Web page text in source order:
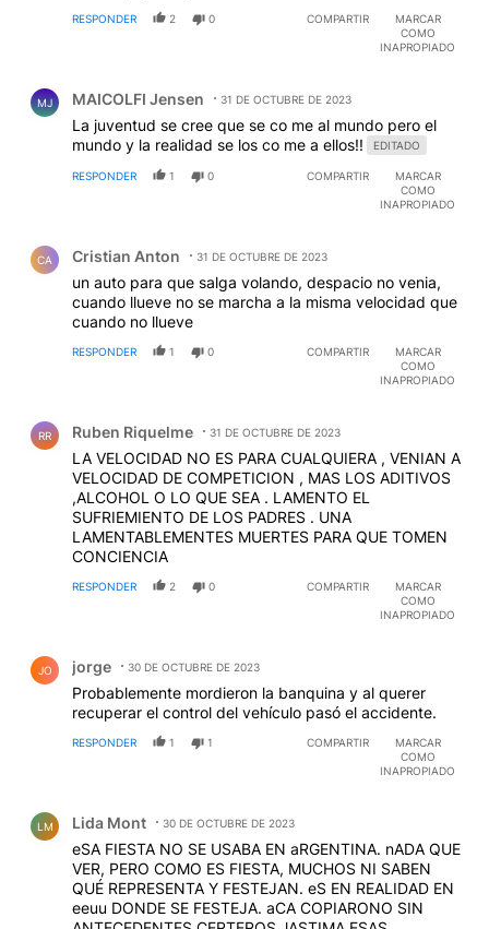
RESPONDER 2 0 COMPARTIR
MARCAR
COMO
INAPROPIADO
MJ MAICOLFI Jensen 31 DE OCTUBRE DE 2023
La juventud se cree que se co me al mundo pero el
mundo y la realidad se los co me a ellos!!
EDITADO
RESPONDER 1 0 COMPARTIR
MARCAR
COMO
INAPROPIADO
CA Cristian Anton 31 DE OCTUBRE DE 2023
un auto para que salga volando, despacio no venia,
cuando llueve no se marcha a la misma velocidad que
cuando no llueve
RESPONDER 1 0 COMPARTIR
MARCAR
COMO
INAPROPIADO
RR Ruben Riquelme 31 DE OCTUBRE DE 2023
LA VELOCIDAD NO ES PARA CUALQUIERA , VENIAN A
VELOCIDAD DE COMPETICION , MAS LOS ADITIVOS
,ALCOHOL O LO QUE SEA . LAMENTO EL
SUFRIEMIENTO DE LOS PADRES . UNA
LAMENTABLEMENTES MUERTES PARA QUE TOMEN
CONCIENCIA
RESPONDER 2 0 COMPARTIR
MARCAR
COMO
INAPROPIADO
JO jorge 30 DE OCTUBRE DE 2023
Probablemente mordieron la banquina y al querer
recuperar el control del vehículo pasó el accidente.
RESPONDER 1 1 COMPARTIR
MARCAR
COMO
INAPROPIADO
LM Lida Mont 30 DE OCTUBRE DE 2023
eSA FIESTA NO SE USABA EN aRGENTINA. nADA QUE
VER, PERO COMO ES FIESTA, MUCHOS NI SABEN
QUÉ REPRESENTA Y FESTEJAN. eS EN REALIDAD EN
eeuu DONDE SE FESTEJA. aCA COPIARONO SIN